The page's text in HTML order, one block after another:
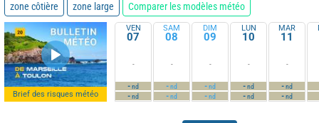
zone côtière zone large Comparer les modèles météo
Brief des risques météo
VEN
07
-
-nd
-nd
SAM
08
-
-nd
-nd
DIM
09
-
-nd
-nd
LUN
10
-
-nd
-nd
MAR
11
-
-nd
-nd